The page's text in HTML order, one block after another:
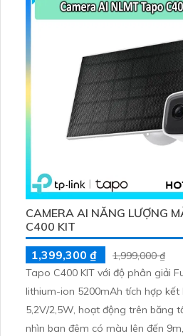
CAMERA AI NĂNG LƯỢNG
C400 KIT
1,399,300 ₫
1,999,000 ₫
Tapo C400 KIT với độ phân giải
lithium-ion 5200mAh tích hợp
5,2V/2,5W, hoạt động trên băng
nhìn ban đêm có màu lên đến